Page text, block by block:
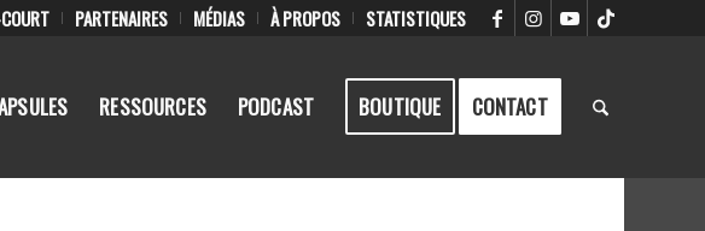
PARTENAIRES MÉDIAS À PROPOS STATISTIQUES
RESSOURCES PODCAST BOUTIQUE CONTACT